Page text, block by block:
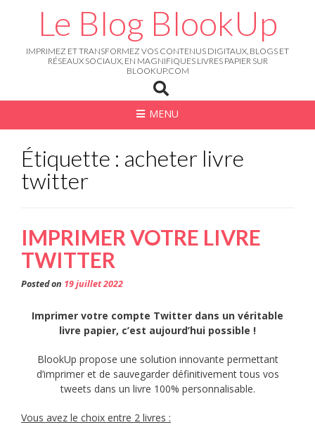
Le Blog BlookUp
IMPRIMEZ ET TRANSFORMEZ VOS CONTENUS DIGITAUX, BLOGS ET
RÉSEAUX SOCIAUX, EN MAGNIFIQUES LIVRES PAPIER SUR
BLOOKUP.COM
MENU
Étiquette : acheter livre
twitter
IMPRIMER VOTRE LIVRE
TWITTER
Posted on 19 juillet 2022
Imprimer votre compte Twitter dans un véritable
livre papier, c’est aujourd’hui possible !
BlookUp propose une solution innovante permettant
d’imprimer et de sauvegarder définitivement tous vos
tweets dans un livre 100% personnalisable.
Vous avez le choix entre 2 livres :